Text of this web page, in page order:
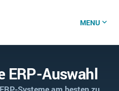
MENU
ERP-Auswahl